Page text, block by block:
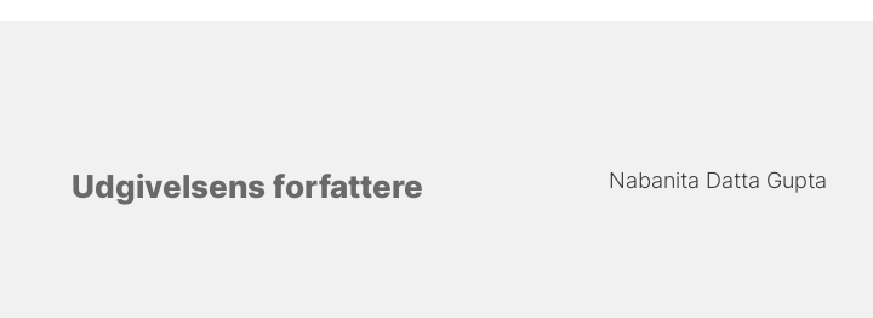
Udgivelsens forfattere Nabanita Datta Gupta